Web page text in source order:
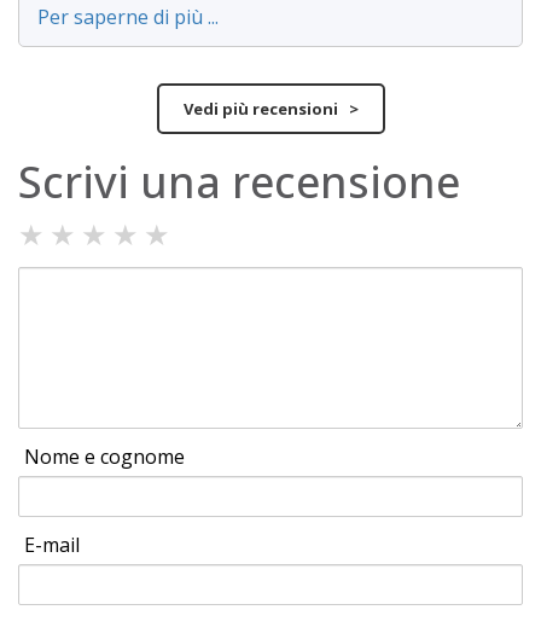
Per saperne di più ...
Vedi più recensioni >
Scrivi una recensione
★ ★ ★ ★ ★
Nome e cognome
E-mail